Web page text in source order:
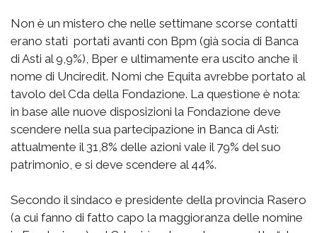
Non è un mistero che nelle settimane scorse contatti
erano stati portati avanti con Bpm (già socia di Banca
di Asti al 9,9%), Bper e ultimamente era uscito anche il
nome di Unciredit. Nomi che Equita avrebbe portato al
tavolo del Cda della Fondazione. La questione è nota:
in base alle nuove disposizioni la Fondazione deve
scendere nella sua partecipazione in Banca di Asti:
attualmente il 31,8% delle azioni vale il 79% del suo
patrimonio, e si deve scendere al 44%.
Secondo il sindaco e presidente della provincia Rasero
(a cui fanno di fatto capo la maggioranza delle nomine